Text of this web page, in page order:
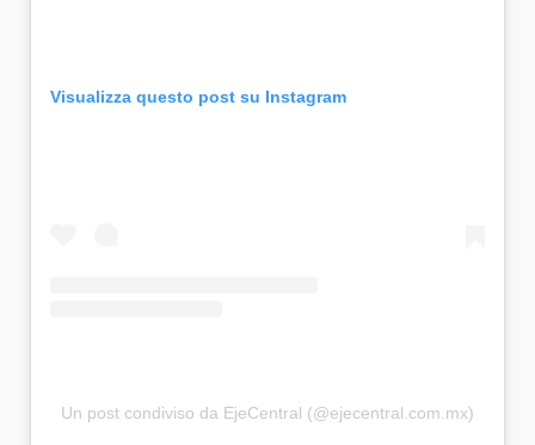
Visualizza questo post su Instagram
Un post condiviso da EjeCentral (@ejecentral.com.mx)